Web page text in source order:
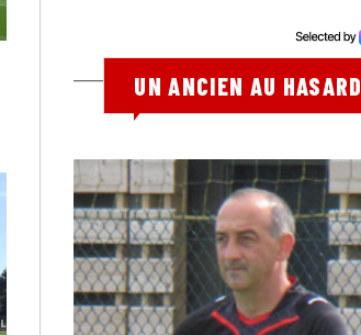
UN ANCIEN AU HASARD